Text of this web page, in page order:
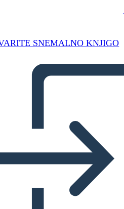
SNEMALNO KNJIGO